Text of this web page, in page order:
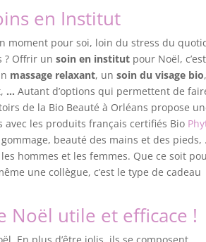
en Institut
moment pour soi, loin du stress du
? Offrir unsoin en institut pour Noël, c’est
massage relaxant, unsoin du visage bio
…Autant d’options qui permettent de
de la Bio Beauté à Orléans propose
avec les produits français certifiés Bio
beauté des mains et des pieds,
hommes et les femmes. Que ce soit
une collègue, c’est le type de cadeau
Noël utile et efficace !